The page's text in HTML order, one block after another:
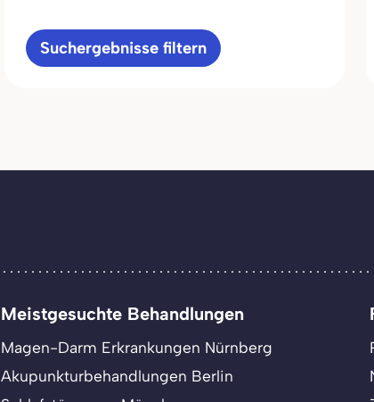
Suchergebnisse filtern
Meistgesuchte Behandlungen
Magen-Darm Erkrankungen Nürnberg
Akupunkturbehandlungen Berlin